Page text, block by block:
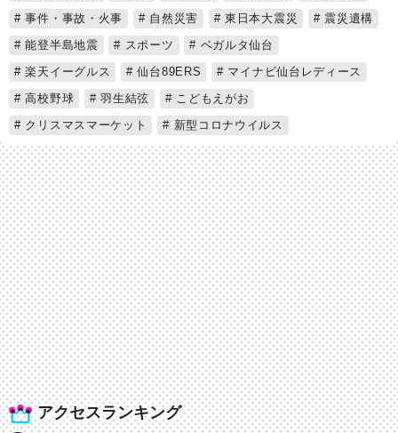
アクセスランキング
事件・事故・火事
自然災害 東日本大震災
震災遺構
能登半島地震
スポーツ
ベガルタ仙台
楽天イーグルス
仙台89ERS
マイナビ仙台レディース
高校野球
羽生結弦
こどもえがお
クリスマスマーケット
新型コロナウイルス